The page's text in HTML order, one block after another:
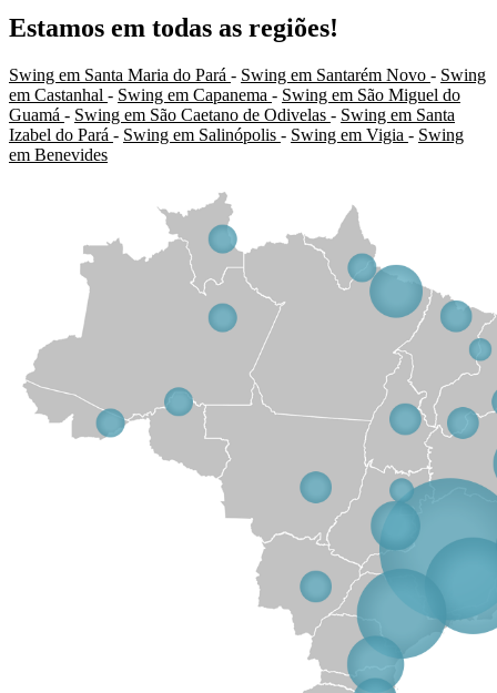
Estamos em todas as regiões!
Swing em Santa Maria do Pará - Swing em Santarém Novo - Swing
em Castanhal - Swing em Capanema - Swing em São Miguel do
Guamá - Swing em São Caetano de Odivelas - Swing em Santa
Izabel do Pará - Swing em Salinópolis - Swing em Vigia - Swing
em Benevides